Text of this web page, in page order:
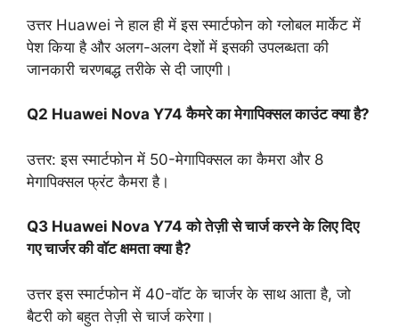
उत्तर Huawei ने हाल ही में इस स्मार्टफोन को ग्लोबल मार्केट में
पेश किया है और अलग-अलग देशों में इसकी उपलब्धता की
जानकारी चरणबद्ध तरीके से दी जाएगी।
Q2 Huawei Nova Y74 कैमरे का मेगापिक्सल काउंट क्या है?
उत्तर: इस स्मार्टफोन में 50-मेगापिक्सल का कैमरा और 8
मेगापिक्सल फ्रंट कैमरा है।
Q3 Huawei Nova Y74 को तेज़ी से चार्ज करने के लिए दिए
गए चार्जर की वॉट क्षमता क्या है?
उत्तर इस स्मार्टफोन में 40-वॉट के चार्जर के साथ आता है, जो
बैटरी को बहुत तेज़ी से चार्ज करेगा।